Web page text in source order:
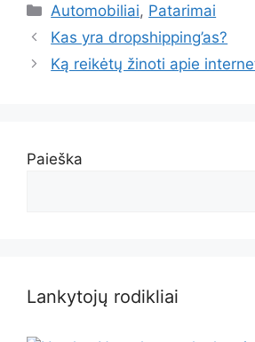
Kategorijos
Automobiliai, Patarimai
Kas yra dropshipping’as?
Ką reikėtų žinoti apie
Paieška
Lankytojų rodikliai